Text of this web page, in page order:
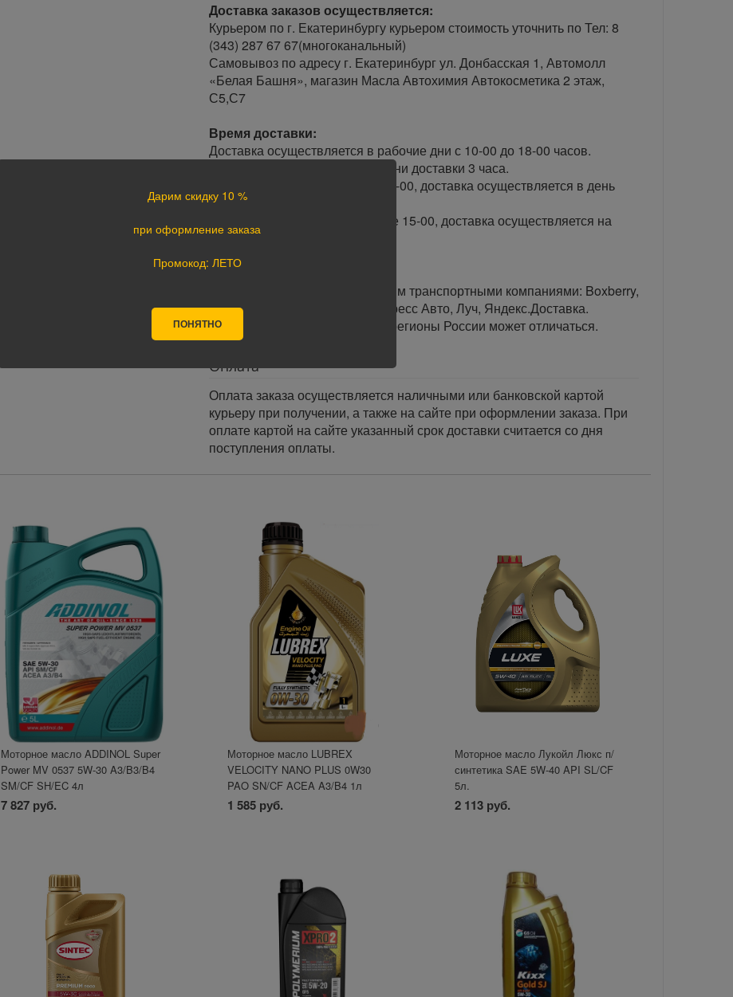
Доставка заказов осуществляется:
Курьером по г. Екатеринбургу курьером стоимость уточнить по Тел: 8
(343) 287 67 67(многоканальный)
Самовывоз по адресу г. Екатеринбург ул. Донбасская 1, Автомолл
«Белая Башня», магазин Масла Автохимия Автокосметика 2 этаж,
С5,С7
Время доставки:
Доставка осуществляется в рабочие дни с 10-00 до 18-00 часов.
Минимальный интервал времени доставки 3 часа.
· При оформлении заказа до 15-00, доставка осуществляется в день
заказа.
· При оформлении заказа после 15-00, доставка осуществляется на
следующий день.
Доставка по России:
В любой уголок России доставим транспортными компаниями: Boxberry,
Почта России, ПЭК, GTD, Экспресс Авто, Луч, Яндекс.Доставка.
Стоимость доставки в разные регионы России может отличаться.
Оплата
Оплата заказа осуществляется наличными или банковской картой
курьеру при получении, а также на сайте при оформлении заказа. При
оплате картой на сайте указанный срок доставки считается со дня
поступления оплаты.
Моторное масло ADDINOL Super
Power MV 0537 5W-30 A3/B3/B4
SM/CF SH/EC 4л
7 827 руб.
Моторное масло LUBREX
VELOCITY NANO PLUS 0W30
PAO SN/CF ACEA A3/B4 1л
1 585 руб.
Моторное масло Лукойл Люкс п/
синтетика SAE 5W-40 API SL/CF
5л.
2 113 руб.
Дарим скидку 10 %
при оформление заказа
Промокод: ЛЕТО
ПОНЯТНО